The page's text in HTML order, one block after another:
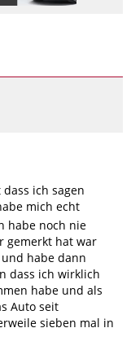
ich sagen
mich echt
habe noch nie
gemerkt hat war
habe dann
dass ich wirklich
habe und als
Auto seit
sieben mal in